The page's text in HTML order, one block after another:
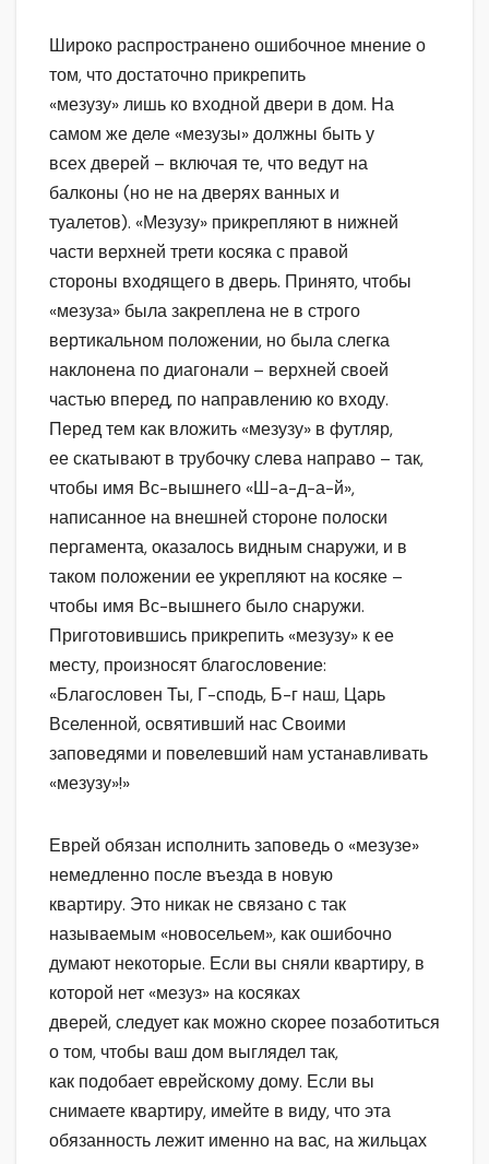
Широко распространено ошибочное мнение о
том, что достаточно прикрепить
«мезузу» лишь ко входной двери в дом. На
самом же деле «мезузы» должны быть у
всех дверей – включая те, что ведут на
балконы (но не на дверях ванных и
туалетов). «Мезузу» прикрепляют в нижней
части верхней трети косяка с правой
стороны входящего в дверь. Принято, чтобы
«мезуза» была закреплена не в строго
вертикальном положении, но была слегка
наклонена по диагонали – верхней своей
частью вперед, по направлению ко входу.
Перед тем как вложить «мезузу» в футляр,
ее скатывают в трубочку слева направо – так,
чтобы имя Вс-вышнего «Ш-а-д-а-й»,
написанное на внешней стороне полоски
пергамента, оказалось видным снаружи, и в
таком положении ее укрепляют на косяке –
чтобы имя Вс-вышнего было снаружи.
Приготовившись прикрепить «мезузу» к ее
месту, произносят благословение:
«Благословен Ты, Г-сподь, Б-г наш, Царь
Вселенной, освятивший нас Своими
заповедями и повелевший нам устанавливать
«мезузу»!»
Еврей обязан исполнить заповедь о «мезузе»
немедленно после въезда в новую
квартиру. Это никак не связано с так
называемым «новосельем», как ошибочно
думают некоторые. Если вы сняли квартиру, в
которой нет «мезуз» на косяках
дверей, следует как можно скорее позаботиться
о том, чтобы ваш дом выглядел так,
как подобает еврейскому дому. Если вы
снимаете квартиру, имейте в виду, что эта
обязанность лежит именно на вас, на жильцах